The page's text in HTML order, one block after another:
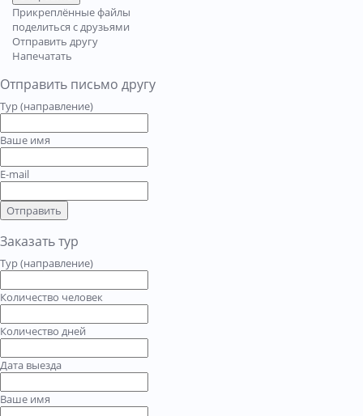
Прикреплённые файлы
поделиться с друзьями
Отправить другу
Напечатать
Отправить письмо другу
Тур (направление)
Ваше имя
E-mail
Отправить
Заказать тур
Тур (направление)
Количество человек
Количество дней
Дата выезда
Ваше имя